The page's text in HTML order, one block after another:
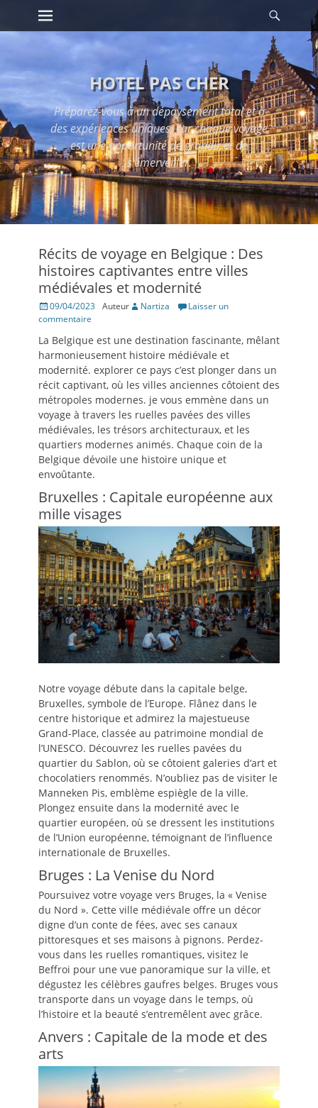
Passer
au
contenu
Premier menu
HOTEL PAS CHER
Préparez-vous à un dépaysement total et à
des expériences uniques, car chaque voyage
est une opportunité de grandir et de
s'émerveiller.
Récits de voyage en Belgique : Des
histoires captivantes entre villes
médiévales et modernité
Posté
le
09/04/2023 Auteur Nartiza
Laisser un
commentaire
La Belgique est une destination fascinante, mêlant
harmonieusement histoire médiévale et
modernité. explorer ce pays c’est plonger dans un
récit captivant, où les villes anciennes côtoient des
métropoles modernes. je vous emmène dans un
voyage à travers les ruelles pavées des villes
médiévales, les trésors architecturaux, et les
quartiers modernes animés. Chaque coin de la
Belgique dévoile une histoire unique et
envoûtante.
Bruxelles : Capitale européenne aux
mille visages
Notre voyage débute dans la capitale belge,
Bruxelles, symbole de l’Europe. Flânez dans le
centre historique et admirez la majestueuse
Grand-Place, classée au patrimoine mondial de
l’UNESCO. Découvrez les ruelles pavées du
quartier du Sablon, où se côtoient galeries d’art et
chocolatiers renommés. N’oubliez pas de visiter le
Manneken Pis, emblème espiègle de la ville.
Plongez ensuite dans la modernité avec le
quartier européen, où se dressent les institutions
de l’Union européenne, témoignant de l’influence
internationale de Bruxelles.
Bruges : La Venise du Nord
Poursuivez votre voyage vers Bruges, la « Venise
du Nord ». Cette ville médiévale offre un décor
digne d’un conte de fées, avec ses canaux
pittoresques et ses maisons à pignons. Perdez-
vous dans les ruelles romantiques, visitez le
Beffroi pour une vue panoramique sur la ville, et
dégustez les célèbres gaufres belges. Bruges vous
transporte dans un voyage dans le temps, où
l’histoire et la beauté s’entremêlent avec grâce.
Anvers : Capitale de la mode et des
arts